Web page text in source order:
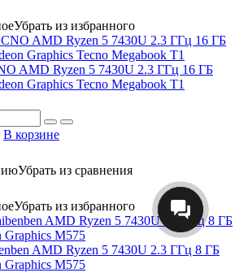
Убрать из избранного
AMD Ryzen 5 7430U 2.3 ГГц 16 ГБ
Graphics Tecno Megabook T1
В корзине
Убрать из сравнения
Убрать из избранного
AMD Ryzen 5 7430U 2.3 ГГц 8 ГБ
M575